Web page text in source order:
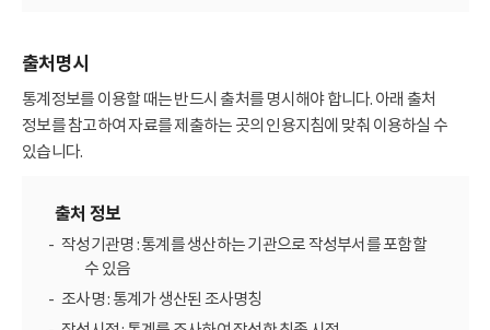
출처명시
통계정보를 이용할 때는 반드시 출처를 명시해야 합니다. 아래 출처
정보를 참고하여 자료를 제출하는 곳의 인용지침에 맞춰 이용하실 수
있습니다.
출처 정보
작성기관명 : 통계를 생산하는 기관으로 작성부서를 포함할
수 있음
조사명 : 통계가 생산된 조사명칭